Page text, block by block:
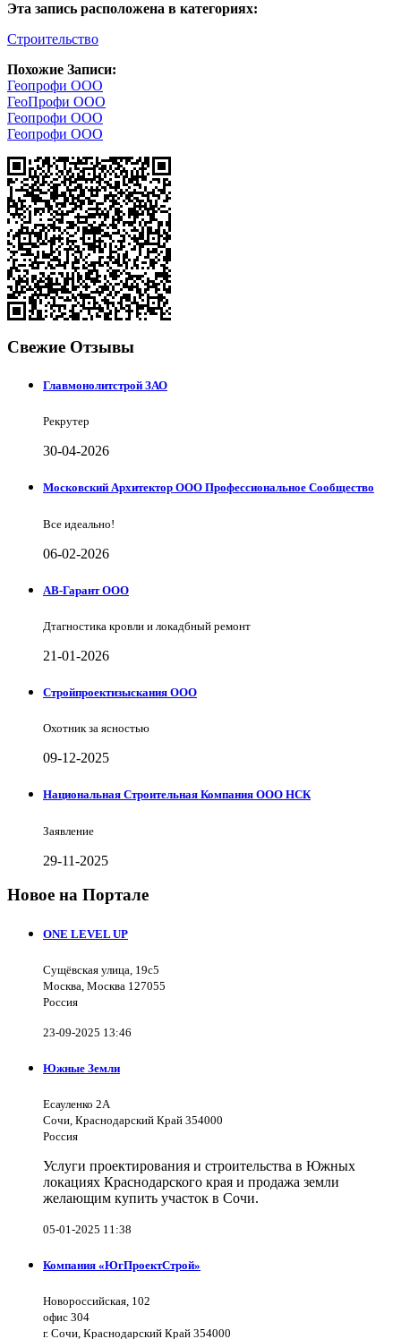
Эта запись расположена в категориях:
Строительство
Похожие Записи:
Геопрофи ООО
ГеоПрофи ООО
Геопрофи ООО
Геопрофи ООО
Свежие Отзывы
Главмонолитстрой ЗАО
Рекрутер
30-04-2026
Московский Архитектор ООО Профессиональное Сообщество
Все идеально!
06-02-2026
АВ-Гарант ООО
Дтагностика кровли и локадбный ремонт
21-01-2026
Стройпроектизыскания ООО
Охотник за ясностью
09-12-2025
Национальная Строительная Компания ООО НСК
Заявление
29-11-2025
Новое на Портале
ONE LEVEL UP
Сущёвская улица, 19с5
Москва, Москва 127055
Россия
23-09-2025 13:46
Южные Земли
Есауленко 2А
Сочи, Краснодарский Край 354000
Россия
Услуги проектирования и строительства в Южных
локациях Краснодарского края и продажа земли
желающим купить участок в Сочи.
05-01-2025 11:38
Компания «ЮгПроектСтрой»
Новороссийская, 102
офис 304
г. Сочи, Краснодарский Край 354000